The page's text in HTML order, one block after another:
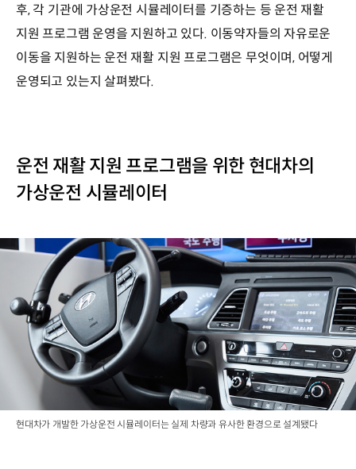
후, 각 기관에 가상운전 시뮬레이터를 기증하는 등 운전 재활
지원 프로그램 운영을 지원하고 있다. 이동약자들의 자유로운
이동을 지원하는 운전 재활 지원 프로그램은 무엇이며, 어떻게
운영되고 있는지 살펴봤다.
운전 재활 지원 프로그램을 위한 현대차의
가상운전 시뮬레이터
현대차가 개발한 가상운전 시뮬레이터는 실제 차량과 유사한 환경으로 설계됐다